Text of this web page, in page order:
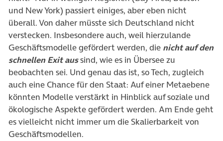
und New York) passiert einiges, aber eben nicht
überall. Von daher müsste sich Deutschland nicht
verstecken. Insbesondere auch, weil hierzulande
Geschäftsmodelle gefördert werden, die nicht auf den
schnellen Exit aussind, wie es in Übersee zu
beobachten sei. Und genau das ist, so Tech, zugleich
auch eine Chance für den Staat: Auf einer Metaebene
könnten Modelle verstärkt in Hinblick auf soziale und
ökologische Aspekte gefördert werden. Am Ende geht
es vielleicht nicht immer um die Skalierbarkeit von
Geschäftsmodellen.